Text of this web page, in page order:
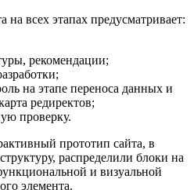
на всех этапах предусматривает:
рекомендации;
на этапе переноса данных и
редиректов;
проверку.
прототип сайта, в
распределили блоки на
и визуальной
элемента.